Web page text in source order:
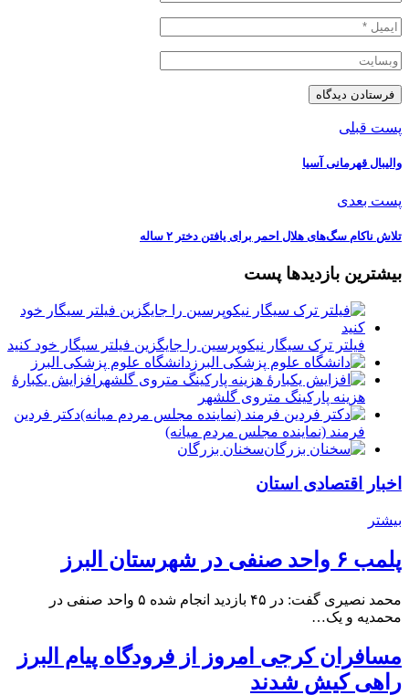
پست قبلی
والیبال قهرمانی آسیا
پست بعدی
تلاش ناکام سگ‌های هلال احمر برای یافتن دختر ۲ ساله
بیشترین بازدیدها پست
فیلتر ترک سیگار نیکوپرسین را جایگزین فیلتر سیگار خود کنید
دانشگاه علوم پزشکی البرز
افزایش یکبارۀ
هزینه پارکینگ متروی گلشهر
دكتر فردين
فرمند (نماينده مجلس مردم میانه)
سخنان بزرگان
اخبار اقتصادی استان
بیشتر
پلمب ۶ واحد صنفی در شهرستان البرز
محمد نصیری گفت: در ۴۵ بازدید انجام شده ۵ واحد صنفی در
محمدیه و یک…
مسافران کرجی امروز از فرودگاه پیام البرز
راهی کیش شدند